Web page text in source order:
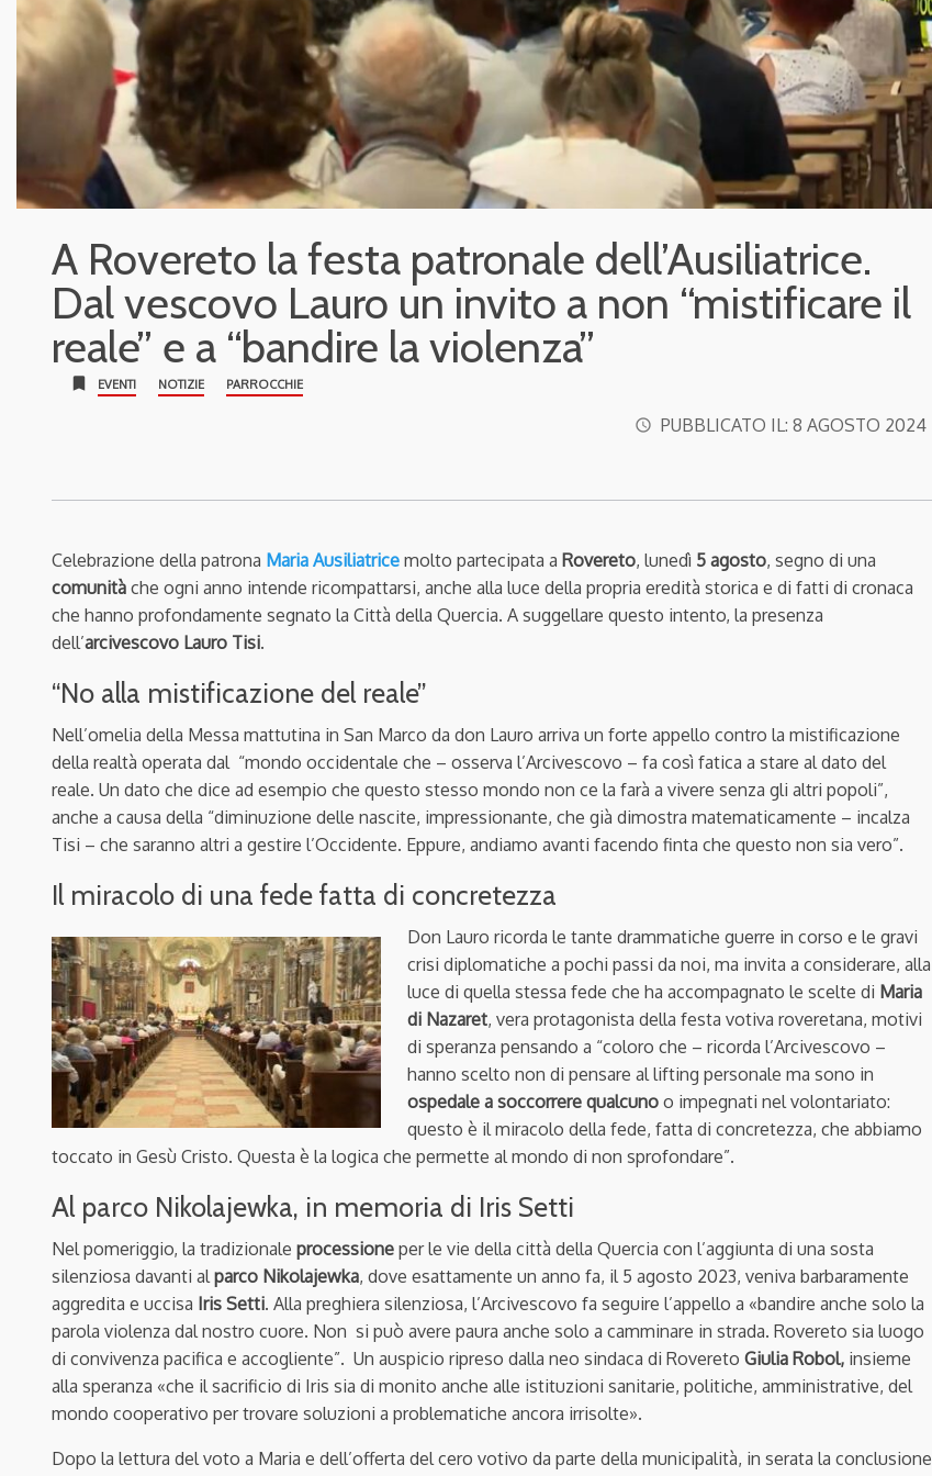
A Rovereto la festa patronale dell’Ausiliatrice.
Dal vescovo Lauro un invito a non “mistificare il
reale” e a “bandire la violenza”
bookmark EVENTI NOTIZIE PARROCCHIE
access_time PUBBLICATO IL: 8 AGOSTO 2024
Celebrazione della patrona Maria Ausiliatrice molto partecipata a Rovereto, lunedì 5 agosto, segno di una
comunità che ogni anno intende ricompattarsi, anche alla luce della propria eredità storica e di fatti di cronaca
che hanno profondamente segnato la Città della Quercia. A suggellare questo intento, la presenza
dell’arcivescovo Lauro Tisi.
“No alla mistificazione del reale”
Nell’omelia della Messa mattutina in San Marco da don Lauro arriva un forte appello contro la mistificazione
della realtà operata dal “mondo occidentale che – osserva l’Arcivescovo – fa così fatica a stare al dato del
reale. Un dato che dice ad esempio che questo stesso mondo non ce la farà a vivere senza gli altri popoli”,
anche a causa della “diminuzione delle nascite, impressionante, che già dimostra matematicamente – incalza
Tisi – che saranno altri a gestire l’Occidente. Eppure, andiamo avanti facendo finta che questo non sia vero”.
Il miracolo di una fede fatta di concretezza
Don Lauro ricorda le tante drammatiche guerre in corso e le gravi
crisi diplomatiche a pochi passi da noi, ma invita a considerare, alla
luce di quella stessa fede che ha accompagnato le scelte di Maria
di Nazaret, vera protagonista della festa votiva roveretana, motivi
di speranza pensando a “coloro che – ricorda l’Arcivescovo –
hanno scelto non di pensare al lifting personale ma sono in
ospedale a soccorrere qualcuno o impegnati nel volontariato:
questo è il miracolo della fede, fatta di concretezza, che abbiamo
toccato in Gesù Cristo. Questa è la logica che permette al mondo di non sprofondare”.
Al parco Nikolajewka, in memoria di Iris Setti
Nel pomeriggio, la tradizionale processione per le vie della città della Quercia con l’aggiunta di una sosta
silenziosa davanti alparco Nikolajewka, dove esattamente un anno fa, il 5 agosto 2023, veniva barbaramente
aggredita e uccisa Iris Setti. Alla preghiera silenziosa, l’Arcivescovo fa seguire l’appello a «bandire anche solo la
parola violenza dal nostro cuore. Non si può avere paura anche solo a camminare in strada. Rovereto sia luogo
di convivenza pacifica e accogliente”. Un auspicio ripreso dalla neo sindaca di Rovereto Giulia Robol, insieme
alla speranza «che il sacrificio di Iris sia di monito anche alle istituzioni sanitarie, politiche, amministrative, del
mondo cooperativo per trovare soluzioni a problematiche ancora irrisolte».
Dopo la lettura del voto a Maria e dell’offerta del cero votivo da parte della municipalità, in serata la conclusione